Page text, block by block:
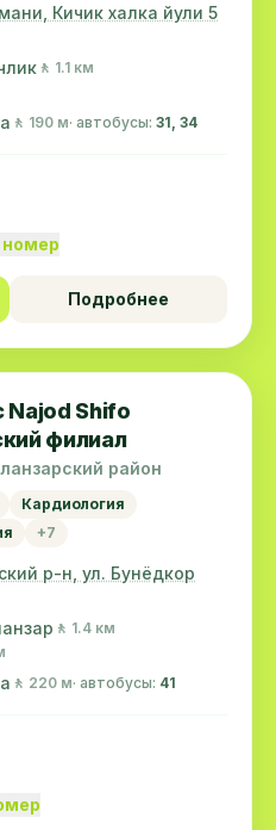
Кичик халка йули 5
🚶 1.1 км
🚶 190 м· автобусы: 31, 34
номер
Подробнее
Najod Shifo
филиал
район
Кардиология
+7
р-н, ул. Бунёдкор
🚶 1.4 км
🚶 220 м· автобусы: 41